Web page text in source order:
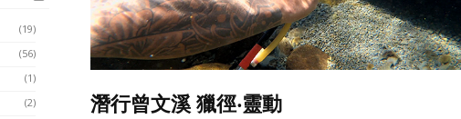
(19)
(56)
(1)
(2) 潛行曾文溪 獵徑‧靈動